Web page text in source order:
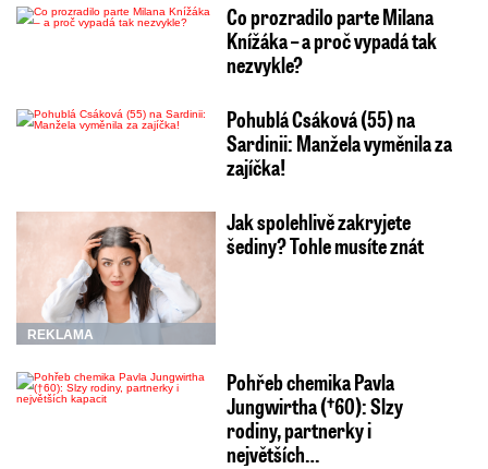
Co prozradilo parte Milana
Knížáka – a proč vypadá tak
nezvykle?
Pohublá Csáková (55) na
Sardinii: Manžela vyměnila za
zajíčka!
REKLAMA
Jak spolehlivě zakryjete
šediny? Tohle musíte znát
Pohřeb chemika Pavla
Jungwirtha (†60): Slzy
rodiny, partnerky i
největších…